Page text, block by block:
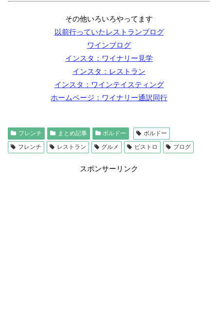
その他いろいろやってます
以前行っていたレストランブログ
ワインブログ
インスタ：ワイナリー見学
インスタ：レストラン
インスタ：ワインテイスティング
ホームページ：ワイナリー通訳同行
フレンチ まとめ記事 ボルドー
ボルドー
フレンチ
レストラン グルメ ビストロ ブログ
スポンサーリンク